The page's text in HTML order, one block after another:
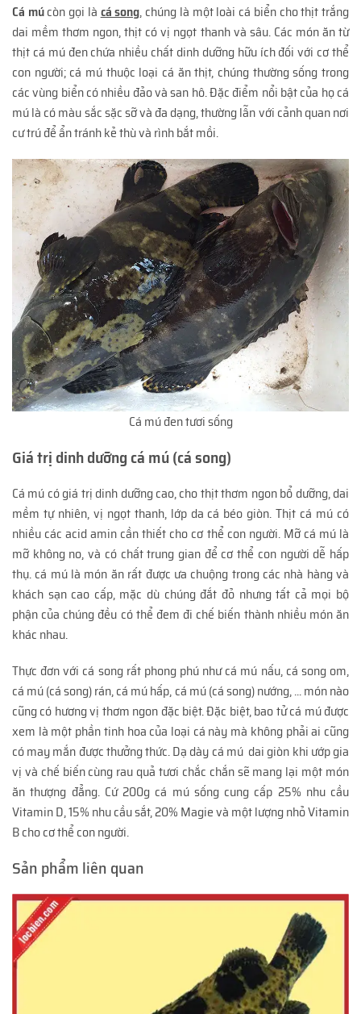
Cá múcòn gọi là cá song, chúng là một loài cá biển cho thịt trắng
dai mềm thơm ngon, thịt có vị ngọt thanh và sâu. Các món ăn từ
thịt cá mú đen chứa nhiều chất dinh dưỡng hữu ích đối với cơ thể
con người; cá mú thuộc loại cá ăn thịt, chúng thường sống trong
các vùng biển có nhiều đảo và san hô. Đặc điểm nổi bật của họ cá
mú là có màu sắc sặc sỡ và đa dạng, thường lẫn với cảnh quan nơi
cư trú để ẩn tránh kẻ thù và rình bắt mồi.
Cá mú đen tươi sống
Giá trị dinh dưỡng cá mú (cá song)
Cá mú có giá trị dinh dưỡng cao, cho thịt thơm ngon bổ dưỡng, dai
mềm tự nhiên, vị ngọt thanh, lớp da cá béo giòn. Thịt cá mú có
nhiều các acid amin cần thiết cho cơ thể con người. Mỡ cá mú là
mỡ không no, và có chất trung gian để cơ thể con người dễ hấp
thụ. cá mú là món ăn rất được ưa chuộng trong các nhà hàng và
khách sạn cao cấp, mặc dù chúng đắt đỏ nhưng tất cả mọi bộ
phận của chúng đều có thể đem đi chế biến thành nhiều món ăn
khác nhau.
Thực đơn với cá song rất phong phú như cá mú nấu, cá song om,
cá mú (cá song) rán, cá mú hấp, cá mú (cá song) nướng, ... món nào
cũng có hương vị thơm ngon đặc biệt. Đặc biệt, bao tử cá mú được
xem là một phần tinh hoa của loại cá này mà không phải ai cũng
có may mắn được thưởng thức. Dạ dày cá mú dai giòn khi ướp gia
vị và chế biến cùng rau quả tươi chắc chắn sẽ mang lại một món
ăn thượng đẳng. Cứ 200g cá mú sống cung cấp 25% nhu cầu
Vitamin D, 15% nhu cầu sắt, 20% Magie và một lượng nhỏ Vitamin
B cho cơ thể con người.
Sản phẩm liên quan